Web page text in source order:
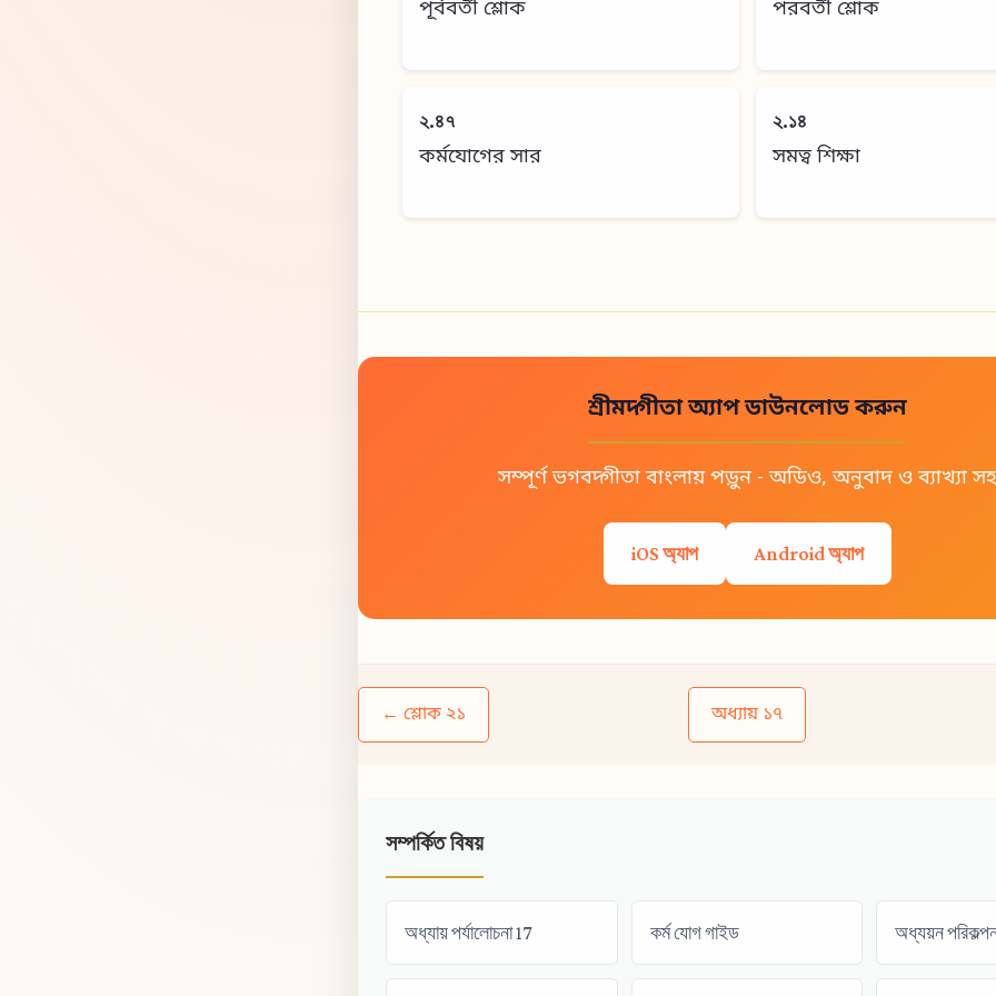
পূর্ববর্তী শ্লোক পরবর্তী শ্লোক
২.৪৭
কর্মযোগের সার
২.১৪
সমত্ব শিক্ষা
শ্রীমদ্গীতা অ্যাপ ডাউনলোড করুন
সম্পূর্ণ ভগবদ্গীতা বাংলায় পড়ুন - অডিও, অনুবাদ ও ব্যাখ্যা সহ
iOS অ্যাপ Android অ্যাপ
← শ্লোক ২১ অধ্যায় ১৭
সম্পর্কিত বিষয়
অধ্যায় পর্যালোচনা 17 কর্ম যোগ গাইড অধ্যয়ন